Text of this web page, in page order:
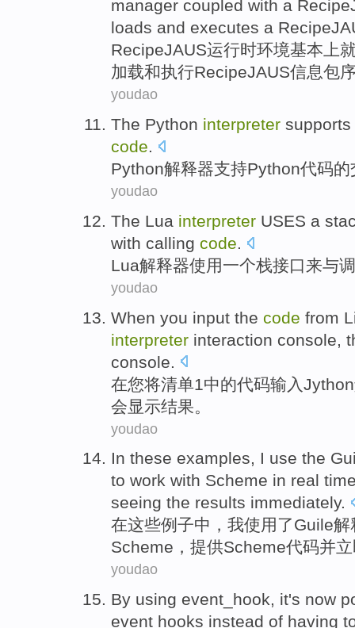
manager coupled with a
loads and executes a
RecipeJAUS运行时环境基本上
加载和执行RecipeJAUS信息包
youdao
The Python interpreter supports
code.
Python解释器支持Python代码的
youdao
The Lua interpreter USES a
with calling code.
Lua解释器使用一个栈接口来与
youdao
When you input the code from
interpreter interaction console
console.
在您将清单1 中的代码输入 Jython
会显示结果 。
youdao
In these examples, I use the
to work with Scheme in real
seeing the results immediately.
在这些例子中 ， 我使用了Guile解
Scheme ， 提供Scheme代码并
youdao
By using event_hook, it's now
event hooks instead of having